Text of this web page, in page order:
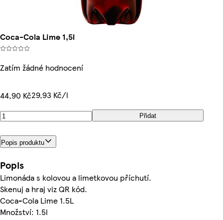
Coca-Cola Lime 1,5l
Zatím žádné hodnocení
44,90 Kč29,93 Kč/l
Přidat
Popis produktu
Popis
Limonáda s kolovou a limetkovou příchutí.
Skenuj a hraj viz QR kód.
Coca-Cola Lime 1.5L
Množství: 1.5l